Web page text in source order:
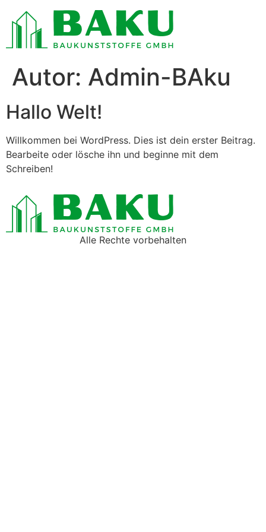
springen
Autor: Admin-BAku
Hallo Welt!
Willkommen bei WordPress. Dies ist dein erster Beitrag.
Bearbeite oder lösche ihn und beginne mit dem
Schreiben!
Alle Rechte vorbehalten